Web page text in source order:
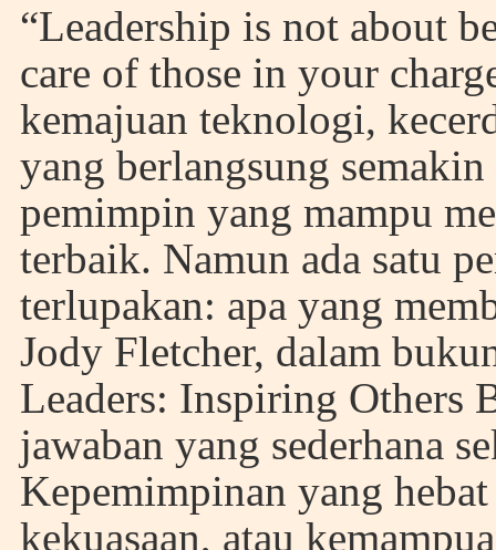
“Leadership is not about
care of those in your
kemajuan teknologi,
yang berlangsung
pemimpin yang mampu
terbaik. Namun ada satu
terlupakan: apa yang
Jody Fletcher, dalam
Leaders: Inspiring Others
jawaban yang sederhana
Kepemimpinan yang
kekuasaan, atau